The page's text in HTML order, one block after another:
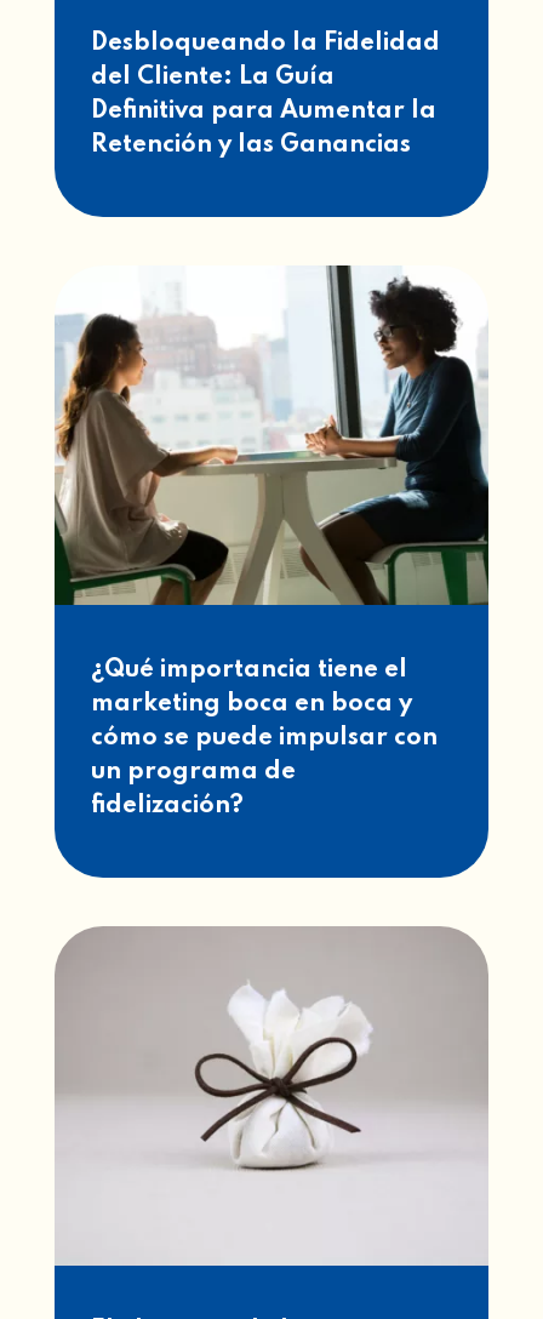
Desbloqueando la Fidelidad
del Cliente: La Guía
Definitiva para Aumentar la
Retención y las Ganancias
¿Qué importancia tiene el
marketing boca en boca y
cómo se puede impulsar con
un programa de
fidelización?